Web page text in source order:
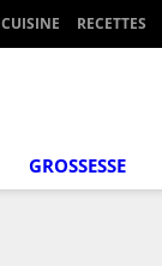
CUISINE RECETTES
GROSSESSE